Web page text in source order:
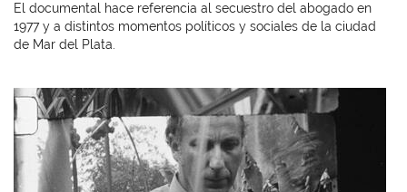
El documental hace referencia al secuestro del abogado en
1977 y a distintos momentos políticos y sociales de la ciudad
de Mar del Plata.
Imagen